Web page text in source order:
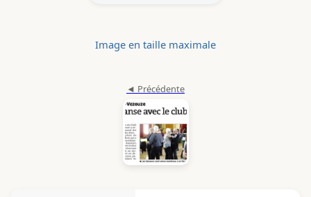
Image en taille maximale